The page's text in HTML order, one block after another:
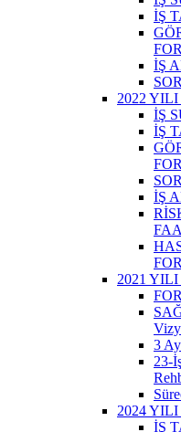
İŞ
İŞ
2022
İŞ
İŞ
İŞ
2021
3
23-
2024
İŞ